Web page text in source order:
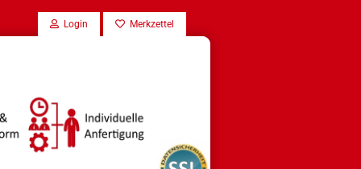
Login Merkzettel